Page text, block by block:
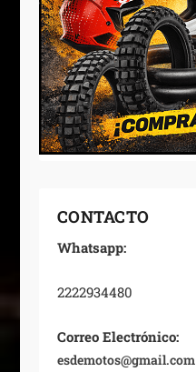
CONTACTO
Whatsapp:
2222934480
Correo Electrónico:
esdemotos@gmail.com